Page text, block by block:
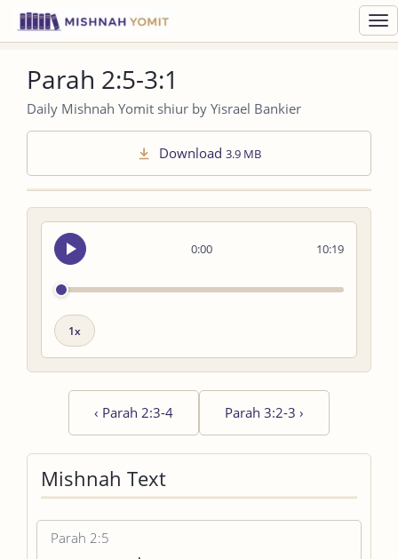
Parah 2:5-3:1
Daily Mishnah Yomit shiur by Yisrael Bankier
Download 3.9 MB
0:00
Seek
audio
10:19
Playback
‹ Parah 2:3-4 Parah 3:2-3 ›
Mishnah Text
Parah 2:5